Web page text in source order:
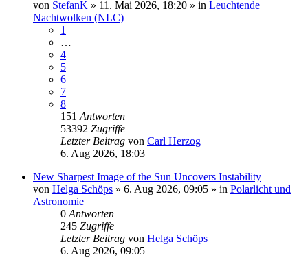
von StefanK » 11. Mai 2026, 18:20 » in Leuchtende
Nachtwolken (NLC)
1
…
4
5
6
7
8
151 Antworten
53392 Zugriffe
Letzter Beitrag von Carl Herzog
6. Aug 2026, 18:03
New Sharpest Image of the Sun Uncovers Instability
von Helga Schöps » 6. Aug 2026, 09:05 » in Polarlicht und
Astronomie
0 Antworten
245 Zugriffe
Letzter Beitrag von Helga Schöps
6. Aug 2026, 09:05